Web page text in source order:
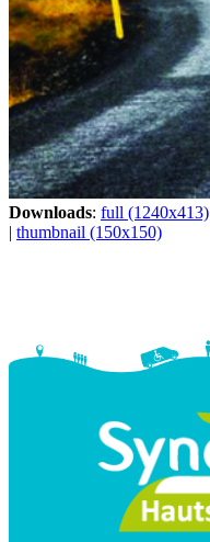
Downloads: full (1240x413)
| thumbnail (150x150)